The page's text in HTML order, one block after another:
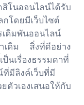
โนออนไลน์ได้รับ
โดยมีเว็บไซต์
ดิมพันออนไลน์
เดิม สิ่งที่ดีอย่าง
นเรื่องธรรมดาที่
ที่มีลิงค์เว็บที่มี
วเองเสนอให้กับ